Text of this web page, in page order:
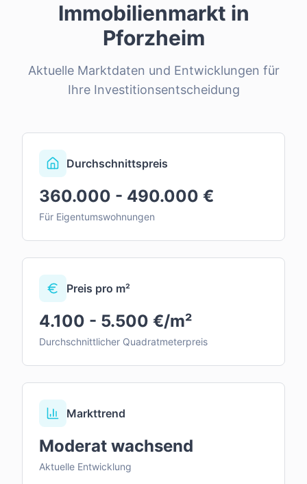
Immobilienmarkt in
Pforzheim
Aktuelle Marktdaten und Entwicklungen für
Ihre Investitionsentscheidung
Durchschnittspreis
360.000 - 490.000 €
Für Eigentumswohnungen
Preis pro m²
4.100 - 5.500 €/m²
Durchschnittlicher Quadratmeterpreis
Markttrend
Moderat wachsend
Aktuelle Entwicklung